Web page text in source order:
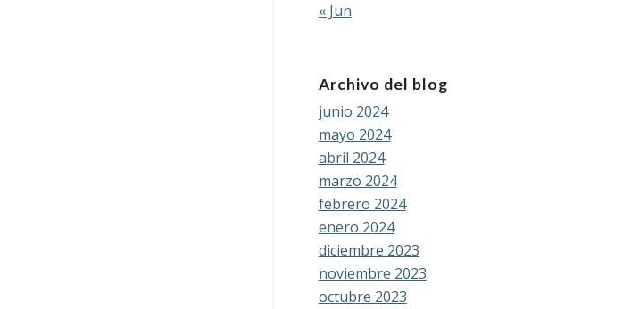
« Jun
Archivo del blog
junio 2024
mayo 2024
abril 2024
marzo 2024
febrero 2024
enero 2024
diciembre 2023
noviembre 2023
octubre 2023